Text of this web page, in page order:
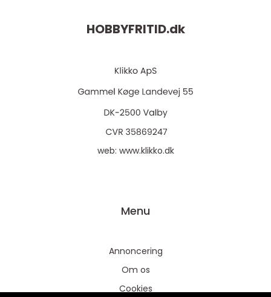
HOBBYFRITID.dk
web: www.klikko.dk
Menu
Annoncering
Om os
Cookies